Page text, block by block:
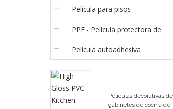
Película para pisos
PPF - Película protectora de
pintura
Película autoadhesiva
Películas decorativas de
gabinetes de cocina de